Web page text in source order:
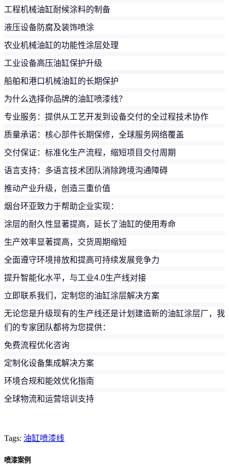
工程机械油缸耐候涂料的制备
液压设备防腐及装饰喷涂
农业机械油缸的功能性涂层处理
工业设备高压油缸保护升级
船舶和港口机械油缸的长期保护
为什么选择你品牌的油缸喷漆线？
专业服务：提供从工艺开发到设备交付的全过程技术协作
质量承诺：核心部件长期保修，全球服务网络覆盖
交付保证：标准化生产流程，缩短项目交付周期
语言支持：多语言技术团队消除跨境沟通障碍
推动产业升级，创造三重价值
烟台环亚致力于帮助企业实现：
涂层的耐久性显著提高，延长了油缸的使用寿命
生产效率显著提高，交货周期缩短
全面遵守环境排放和提高可持续发展竞争力
提升智能化水平，与工业4.0生产线对接
立即联系我们，定制您的油缸涂层解决方案
无论您是升级现有的生产线还是计划建造新的油缸涂层厂，我
们的专家团队都将为您提供：
免费流程优化咨询
定制化设备集成解决方案
环境合规和能效优化指南
全球物流和运营培训支持
Tags: 油缸喷漆线
喷漆案例